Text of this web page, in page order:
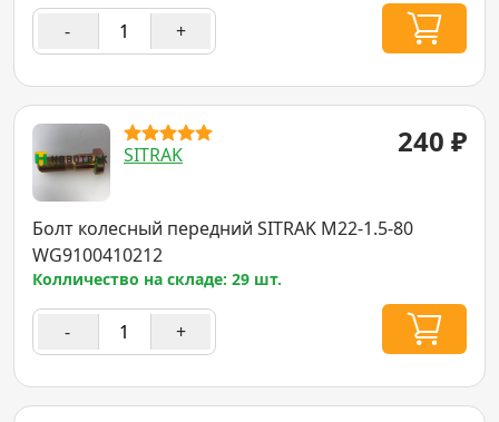
- +
SITRAK 240 ₽
Болт колесный передний SITRAK M22-1.5-80
WG9100410212
Колличество на складе: 29 шт.
- +